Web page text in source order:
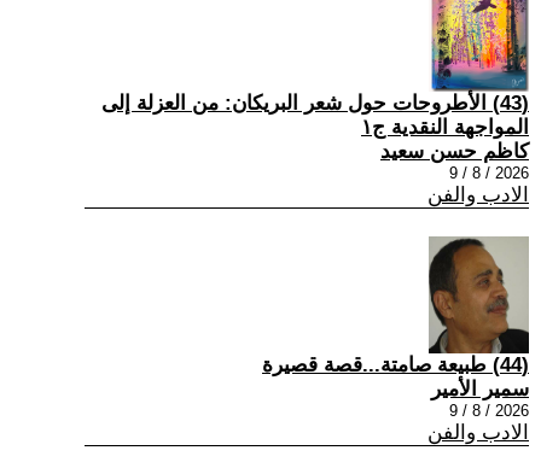
(43) الأطروحات حول شعر البريكان: من العزلة إلى
المواجهة النقدية ج١
كاظم حسن سعيد
2026 / 8 / 9
الادب والفن
(44) طبيعة صامتة...قصة قصيرة
سمير الأمير
2026 / 8 / 9
الادب والفن